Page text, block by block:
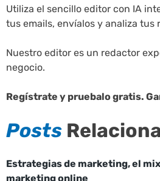
Utiliza el sencillo editor con IA
tus emails, envíalos y analiza tus
Nuestro editor es un redactor
negocio.
Regístrate y pruebalo gratis.
Posts
Estrategias de marketing, el
marketing online